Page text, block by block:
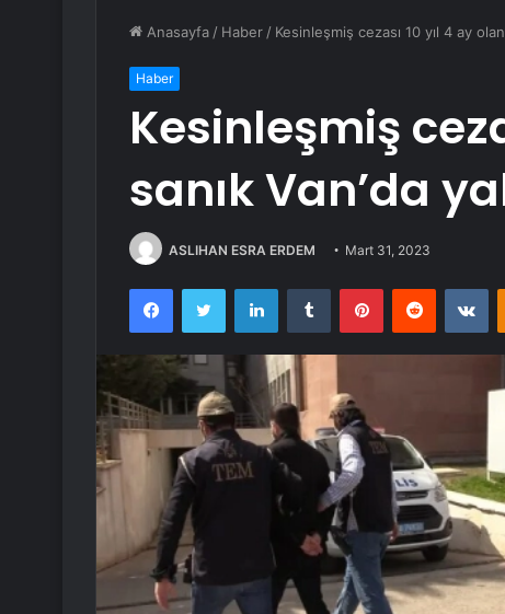
Anasayfa / Haber / Kesinleşmiş cezası 10 yıl 4 ay olan
Haber
Kesinleşmiş
sanık Van’da
ASLIHAN ESRA ERDEM Mart 31, 2023
FacebookTwitter LinkedInTumblr PinterestReddit